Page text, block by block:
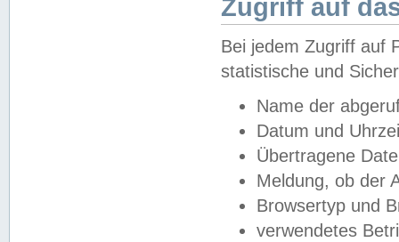
Zugriff auf
Bei jedem Zugriff auf
statistische und
Name der
Datum und
Übertragene
Meldung, ob der
Browsertyp und
verwendetes